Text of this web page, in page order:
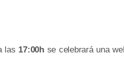
las 17:00hse celebrará una